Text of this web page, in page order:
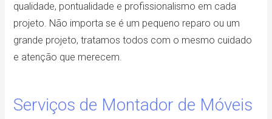
qualidade, pontualidade e profissionalismo em cada
projeto. Não importa se é um pequeno reparo ou um
grande projeto, tratamos todos com o mesmo cuidado
e atenção que merecem.
Serviços de Montador de Móveis